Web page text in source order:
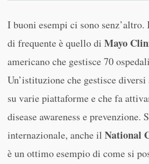
I buoni esempi ci sono
di frequente è quello di Mayo
americano che gestisce 70
Un’istituzione che gestisce
su varie piattaforme e che fa
disease awareness e prevenzione.
internazionale, anche il National
è un ottimo esempio di come si